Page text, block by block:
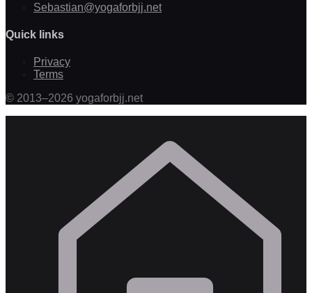
Sebastian@yogaforbjj.net
Quick links
Privacy
Terms
© 2013–2026 yogaforbjj.net